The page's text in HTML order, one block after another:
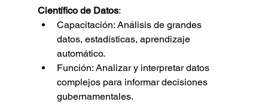
Científico de Datos:
Capacitación: Análisis de grandes
datos, estadísticas, aprendizaje
automático.
Función: Analizar y interpretar datos
complejos para informar decisiones
gubernamentales.